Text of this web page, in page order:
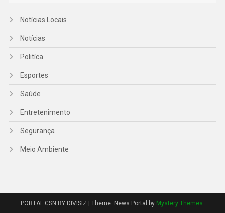
Notícias Locais
Notícias
Politíca
Esportes
Saúde
Entretenimento
Segurança
Meio Ambiente
PORTAL CSN BY DIVISIZ Theme: News Portal by Mystery Themes.